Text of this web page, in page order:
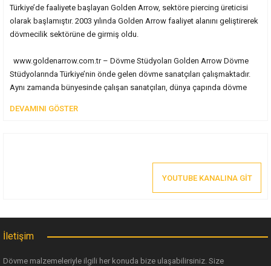
Türkiye’de faaliyete başlayan Golden Arrow, sektöre piercing üreticisi
olarak başlamıştır. 2003 yılında Golden Arrow faaliyet alanını geliştirerek
dövmecilik sektörüne de girmiş oldu.
www.goldenarrow.com.tr – Dövme Stüdyoları Golden Arrow Dövme
Stüdyolarında Türkiye’nin önde gelen dövme sanatçıları çalışmaktadır.
Aynı zamanda bünyesinde çalışan sanatçıları, dünya çapında dövme
dövme sanatçısını bir araya getiren Golden Arrow , yapılan işin
YOUTUBE KANALINA GİT
İletişim
Dövme malzemeleriyle ilgili her konuda bize ulaşabilirsiniz. Size